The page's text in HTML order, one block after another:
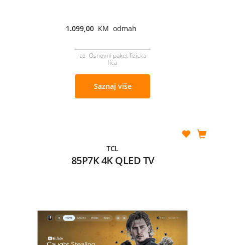
1.099,00 KM odmah
uz Osnovni paket fizicka
lica
Saznaj više
TCL
85P7K 4K QLED TV